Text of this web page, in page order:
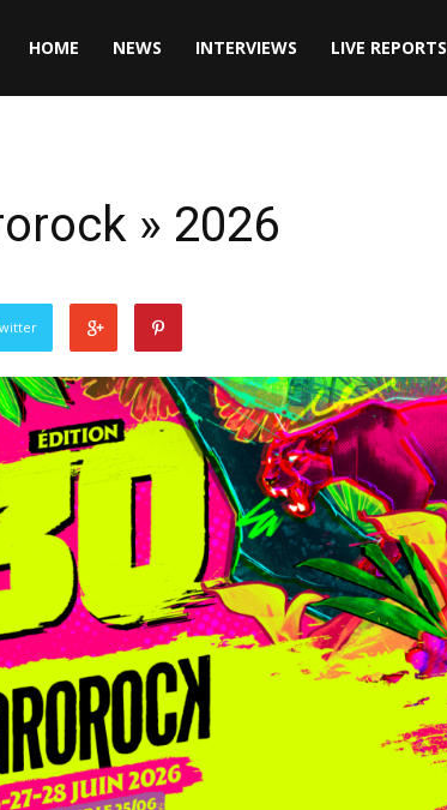
HOME NEWS INTERVIEWS LIVE REPORTS
» 2026